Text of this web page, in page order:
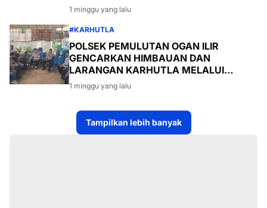
1 minggu yang lalu
#KARHUTLA
POLSEK PEMULUTAN OGAN ILIR
GENCARKAN HIMBAUAN DAN
LARANGAN KARHUTLA MELALUI
PROGRAM TSKD (TOURING SAMBANG
KE DESA-DESA
1 minggu yang lalu
Tampilkan lebih banyak